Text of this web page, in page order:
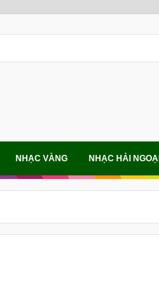
NHẠC VÀNG NHẠC HẢI NGOẠI